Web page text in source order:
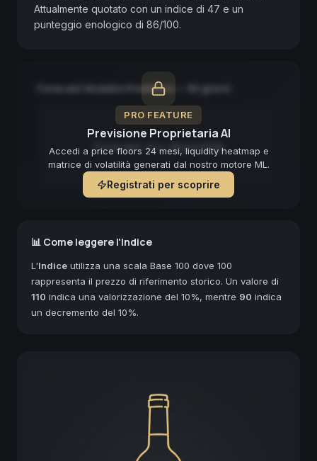
Attualmente quotato con un indice di 47 e un
punteggio enologico di 86/100.
PRO FEATURE
Previsione Proprietaria AI
Accedi a price floors 24 mesi, liquidity heatmap e
matrice di volatilità generati dal nostro motore ML.
Registrati per scoprire
Forecast Modello Predittivo — 90 giorni
Forecast non disponibile
📊 Come leggere l'Indice
L'Indice utilizza una scala Base 100 dove 100
rappresenta il prezzo di riferimento storico. Un valore di
110 indica una valorizzazione del 10%, mentre 90 indica
un decremento del 10%.